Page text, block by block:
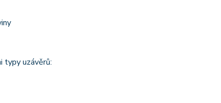
typy uzávěrů: